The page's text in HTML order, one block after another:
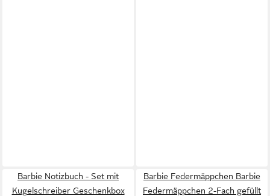
Barbie Notizbuch - Set mit
Kugelschreiber Geschenkbox
Barbie Federmäppchen Barbie
Federmäppchen 2-Fach gefüllt